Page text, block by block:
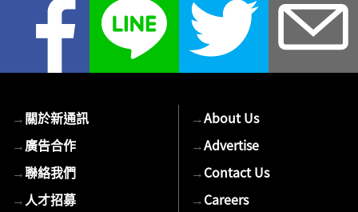
→關於新通訊
→廣告合作
→聯絡我們
→人才招募
→About Us
→Advertise
→Contact Us
→Careers